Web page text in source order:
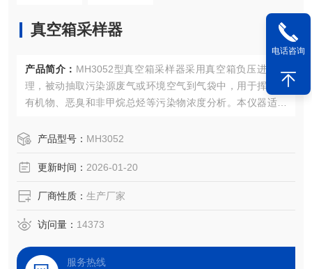
真空箱采样器
产品简介： MH3052型真空箱采样器采用真空箱负压进气原
理，被动抽取污染源废气或环境空气到气袋中，用于挥发性
有机物、恶臭和非甲烷总烃等污染物浓度分析。本仪器适用
产品型号： MH3052
更新时间： 2026-01-20
厂商性质： 生产厂家
访问量： 14373
服务热线
电话咨询